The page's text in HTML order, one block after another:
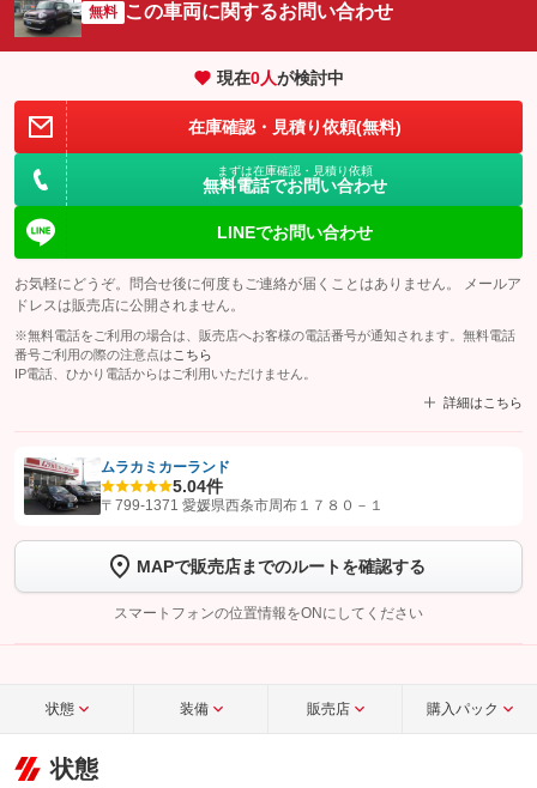
無料 この車両に関するお問い合わせ
現在0人が検討中
在庫確認・見積り依頼(無料)
まずは在庫確認・見積り依頼
無料電話でお問い合わせ
LINEでお問い合わせ
お気軽にどうぞ。問合せ後に何度もご連絡が届くことはありません。 メールア
ドレスは販売店に公開されません。
※無料電話をご利用の場合は、販売店へお客様の電話番号が通知されます。無料電話
番号ご利用の際の注意点は こちら
IP電話、ひかり電話からはご利用いただけません。
詳細はこちら
【STEP1】認証画面でグーネットを友だち追加してから「許可する」ボタンを押
トーク画面で
ボタンをタップして問い合わせを
完了してください。
こちら
ムラカミカーランド
5.04件
〒799-1371 愛媛県西条市周布１７８０－１
MAPで販売店までのルートを確認する
スマートフォンの位置情報をONにしてください
状態 装備 販売店 購入パック
状態